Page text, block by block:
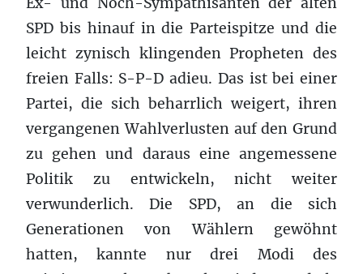
SPD bis hinauf in die Parteispitze und die
leicht zynisch klingenden Propheten des
freien Falls: S-P-D adieu. Das ist bei einer
Partei, die sich beharrlich weigert, ihren
vergangenen Wahlverlusten auf den Grund
zu gehen und daraus eine angemessene
Politik zu entwickeln, nicht weiter
verwunderlich. Die SPD, an die sich
Generationen von Wählern gewöhnt
hatten, kannte nur drei Modi des